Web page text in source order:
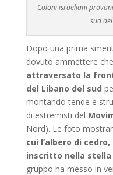
Coloni israeliani
sud
Dopo una prima
dovuto ammettere che
attraversato la
del Libano del sud
montando tende e
di estremisti del
Nord). Le foto
cui l’albero di
inscritto nella stella
gruppo ha messo in